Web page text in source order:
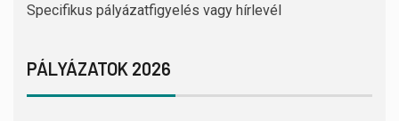
Specifikus pályázatfigyelés vagy hírlevél
PÁLYÁZATOK 2026